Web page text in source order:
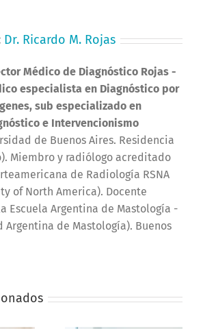
Dr. Ricardo M. Rojas
Médico de Diagnóstico Rojas -
especialista en Diagnóstico por
sub especializado en
e Intervencionismo
de Buenos Aires. Residencia
Miembro y radiólogo acreditado
de Radiología RSNA
of North America). Docente
Escuela Argentina de Mastología -
Argentina de Mastología). Buenos